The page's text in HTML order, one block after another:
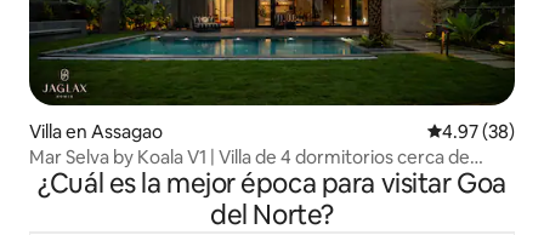
Villa en Assagao Calificación
4.97 (38)
Mar Selva by Koala V1 | Villa de 4 dormitorios cerca de
Thalassa
¿Cuál es la mejor época para visitar Goa
del Norte?